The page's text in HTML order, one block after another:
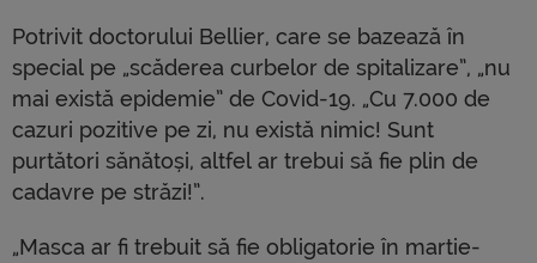
Potrivit doctorului Bellier, care se bazează în
special pe „scăderea curbelor de spitalizare”, „nu
mai există epidemie” de Covid-19. „Cu 7.000 de
cazuri pozitive pe zi, nu există nimic! Sunt
purtători sănătoși, altfel ar trebui să fie plin de
cadavre pe străzi!”.
„Masca ar fi trebuit să fie obligatorie în martie-